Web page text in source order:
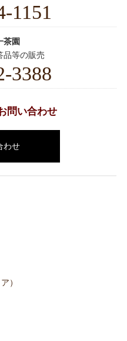
1151
茶園
品等の販売
3388
問い合わせ
わせ
）